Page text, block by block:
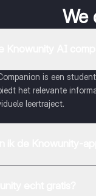
We
is een
het relevante
leertraject.